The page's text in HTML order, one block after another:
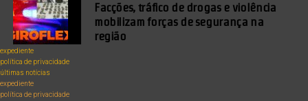
Facções, tráfico de drogas e violência
mobilizam forças de segurança na
região
expediente
política de privacidade
últimas notícias
expediente
política de privacidade